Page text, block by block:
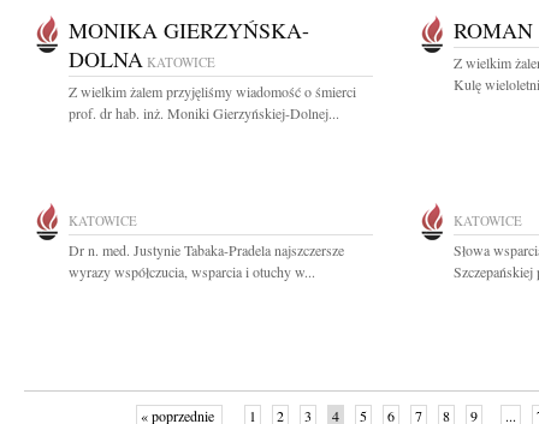
MONIKA GIERZYŃSKA-
DOLNA KATOWICE
Z wielkim żalem przyjęliśmy wiadomość o śmierci
prof. dr hab. inż. Moniki Gierzyńskiej-Dolnej...
Z wielkim
Kulę
KATOWICE
Dr n. med. Justynie Tabaka-Pradela najszczersze
wyrazy współczucia, wsparcia i otuchy w...
KATOWICE
Słowa
« poprzednie 1 2 3 4 5 6 7 8 9 ...